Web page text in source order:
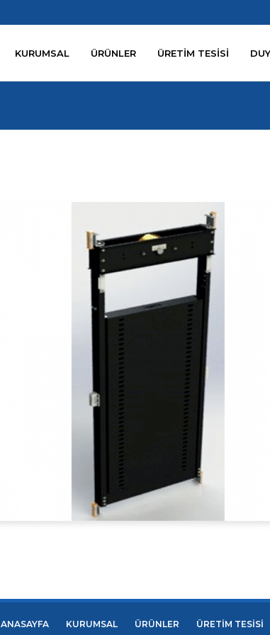
KURUMSAL ÜRÜNLER ÜRETİM TESİSİ
ANASAYFA KURUMSAL ÜRÜNLER ÜRETİM TESİSİ